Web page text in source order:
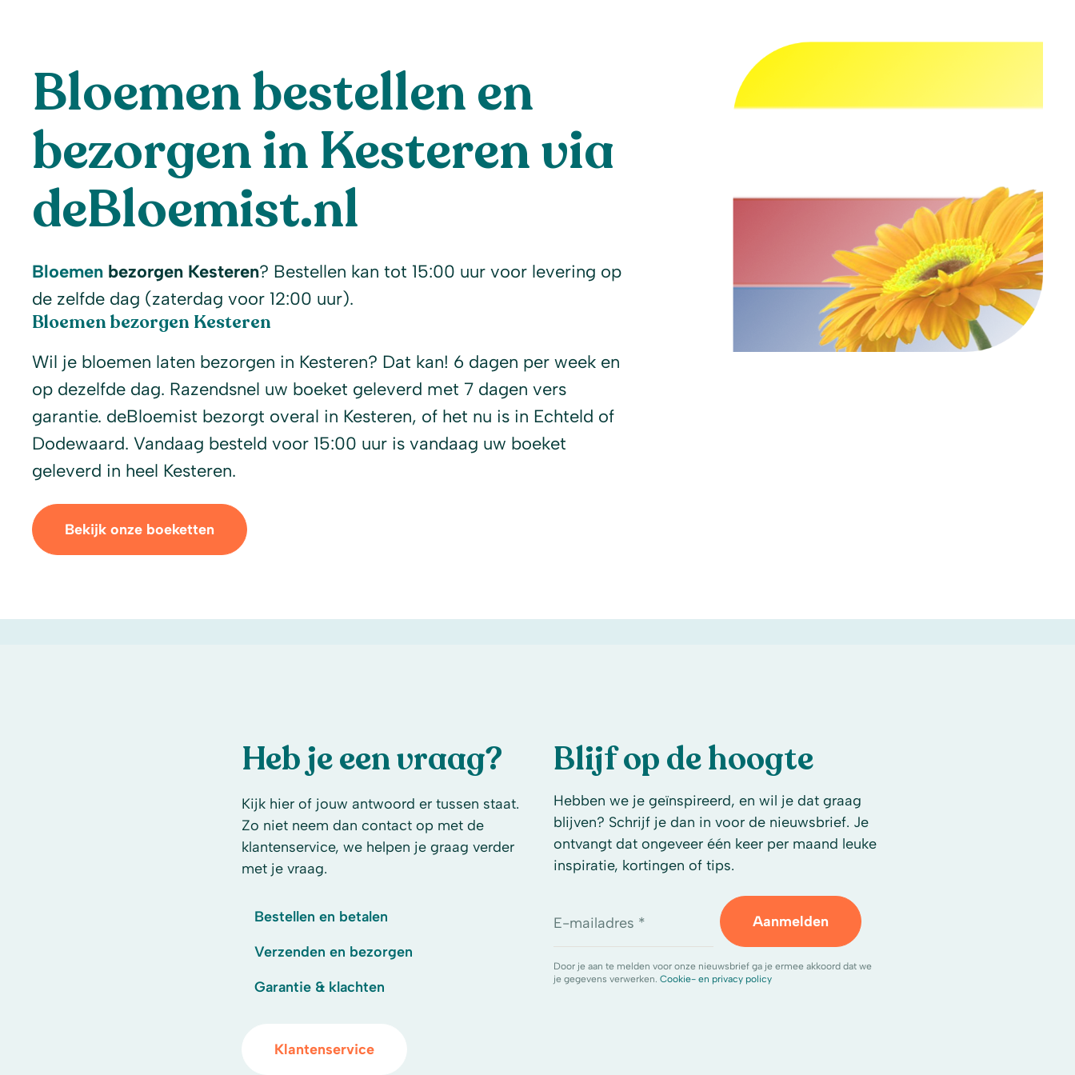
Bloemen bestellen en
bezorgen in Kesteren via
deBloemist.nl
Bloemen bezorgen Kesteren? Bestellen kan tot 15:00 uur voor levering op
de zelfde dag (zaterdag voor 12:00 uur).
Bloemen bezorgen Kesteren
Wil je bloemen laten bezorgen in Kesteren? Dat kan! 6 dagen per week en
op dezelfde dag. Razendsnel uw boeket geleverd met 7 dagen vers
garantie. deBloemist bezorgt overal in Kesteren, of het nu is in Echteld of
Dodewaard. Vandaag besteld voor 15:00 uur is vandaag uw boeket
geleverd in heel Kesteren.
Bekijk onze boeketten
Heb je een vraag?
Kijk hier of jouw antwoord er tussen staat.
Zo niet neem dan contact op met de
klantenservice, we helpen je graag verder
met je vraag.
Bestellen en betalen
Verzenden en bezorgen
Garantie & klachten
Klantenservice
Blijf op de hoogte
Hebben we je geïnspireerd, en wil je dat graag
blijven? Schrijf je dan in voor de nieuwsbrief. Je
ontvangt dat ongeveer één keer per maand leuke
inspiratie, kortingen of tips.
E-mailadres * Aanmelden
Door je aan te melden voor onze nieuwsbrief ga je ermee akkoord dat we
je gegevens verwerken. Cookie- en privacy policy